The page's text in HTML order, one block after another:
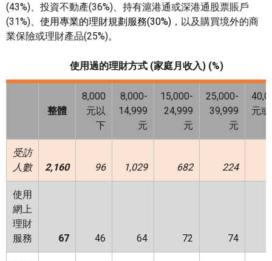
(43%)、投資不動產(36%)、持有滬港通或深港通股票賬戶
(31%)、 使用專業的理財規劃服務(30%) ，以及購買境外的商
業保險或理財產品(25%)。
使用過的理財方式(家庭月收入) (%)
整體
8,000
元以
下
8,000-
14,999
元
15,000-
24,999
元
25,000-
39,999
元
元
受訪
人數
2,160 96 1,029 682 224
使用
網上
理財
服務
67 46 64 72 74